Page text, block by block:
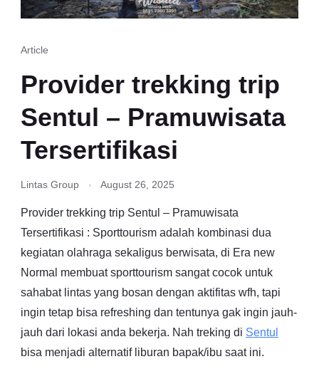
Article
Provider trekking trip
Sentul – Pramuwisata
Tersertifikasi
Lintas Group August 26, 2025
Provider trekking trip Sentul – Pramuwisata
Tersertifikasi : Sporttourism adalah kombinasi dua
kegiatan olahraga sekaligus berwisata, di Era new
Normal membuat sporttourism sangat cocok untuk
sahabat lintas yang bosan dengan aktifitas wfh, tapi
ingin tetap bisa refreshing dan tentunya gak ingin jauh-
jauh dari lokasi anda bekerja. Nah treking di Sentul
bisa menjadi alternatif liburan bapak/ibu saat ini.